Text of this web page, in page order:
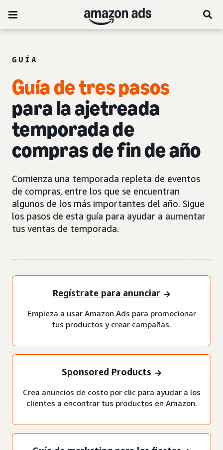
GUÍA
Guía de tres pasos
para la ajetreada
temporada de
compras de fin de año
Comienza una temporada repleta de eventos
de compras, entre los que se encuentran
algunos de los más importantes del año. Sigue
los pasos de esta guía para ayudar a aumentar
tus ventas de temporada.
Regístrate para anunciar
Empieza a usar Amazon Ads para promocionar
tus productos y crear campañas.
Sponsored Products
Crea anuncios de costo por clic para ayudar a los
clientes a encontrar tus productos en Amazon.